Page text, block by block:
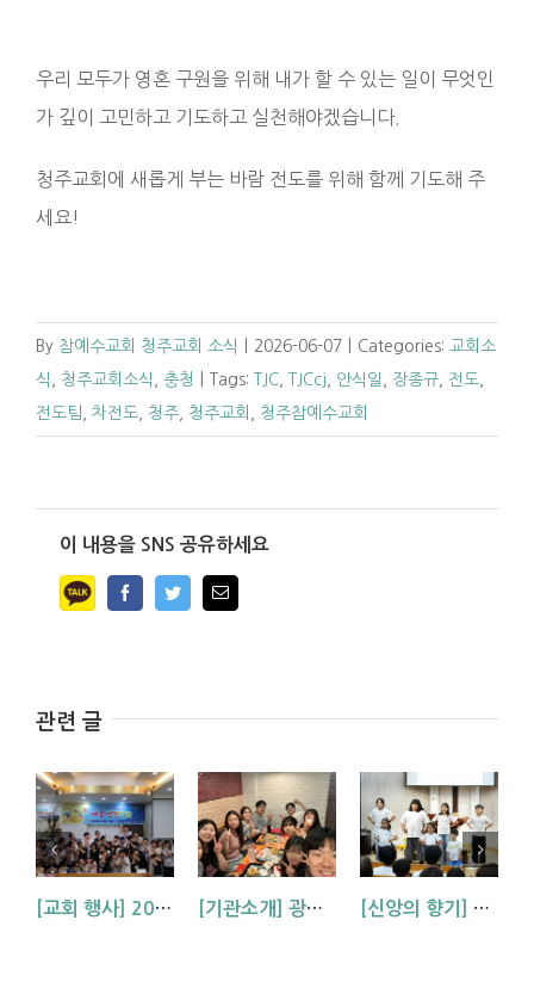
우리 모두가 영혼 구원을 위해 내가 할 수 있는 일이 무엇인
가 깊이 고민하고 기도하고 실천해야겠습니다.
청주교회에 새롭게 부는 바람 전도를 위해 함께 기도해 주
세요!
By 참예수교회 청주교회 소식 2026-06-07 Categories: 교회소
식
청주교회소식 충청 Tags: TJC TJCcj 안식일 장종규 전도
전도팀
차전도 청주 청주교회 청주참예수교회
이 내용을 SNS 공유하세요
FacebookTwitterEmail
관련 글
[교회 행사] 2026 아동부 연합 여름성경학교 (부산, 거제, 대구) [기관소개] 광주교회 청년부를 소개합니다! [신앙의 향기] 우리 하나님은 크시다네_아동부 찬양